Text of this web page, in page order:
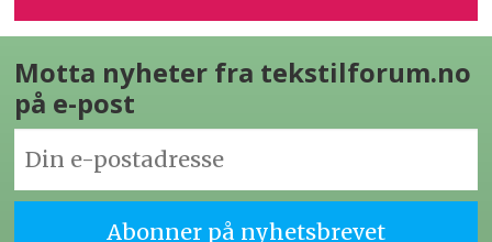
Motta nyheter fra tekstilforum.no
på e-post